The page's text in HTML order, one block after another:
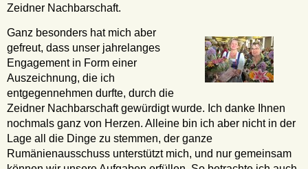
Zeidner Nachbarschaft.
Ganz besonders hat mich aber
gefreut, dass unser jahrelanges
Engagement in Form einer
Auszeichnung, die ich
entgegennehmen durfte, durch die
Zeidner Nachbarschaft gewürdigt wurde. Ich danke Ihnen
nochmals ganz von Herzen. Alleine bin ich aber nicht in der
Lage all die Dinge zu stemmen, der ganze
Rumänienausschuss unterstützt mich, und nur gemeinsam